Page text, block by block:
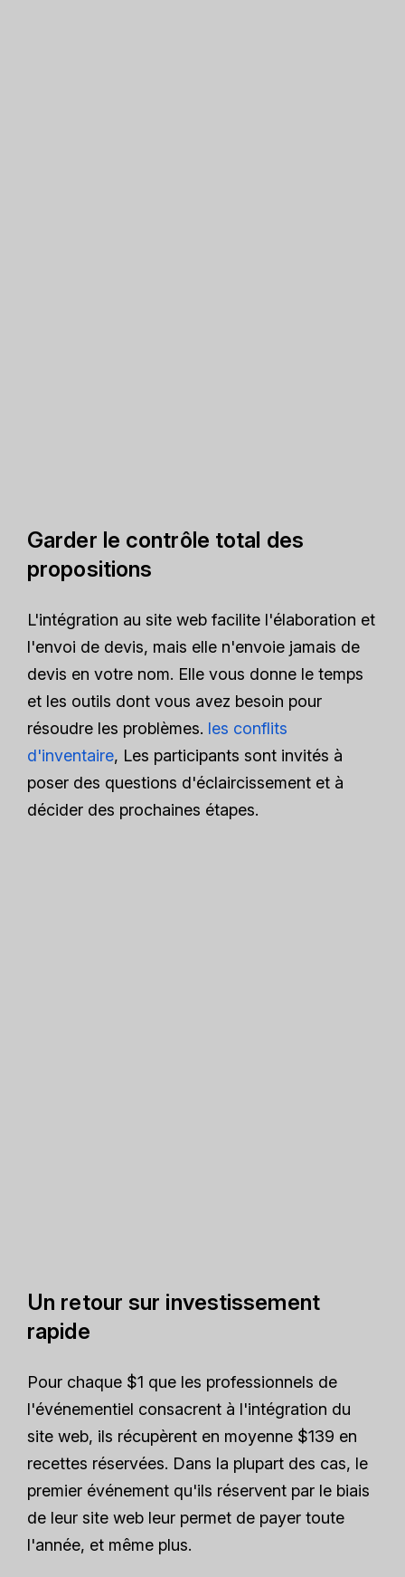
Garder le contrôle total des
propositions
L'intégration au site web facilite l'élaboration et
l'envoi de devis, mais elle n'envoie jamais de
devis en votre nom. Elle vous donne le temps
et les outils dont vous avez besoin pour
résoudre les problèmes. les conflits
d'inventaire, Les participants sont invités à
poser des questions d'éclaircissement et à
décider des prochaines étapes.
Un retour sur investissement
rapide
Pour chaque $1 que les professionnels de
l'événementiel consacrent à l'intégration du
site web, ils récupèrent en moyenne $139 en
recettes réservées. Dans la plupart des cas, le
premier événement qu'ils réservent par le biais
de leur site web leur permet de payer toute
l'année, et même plus.